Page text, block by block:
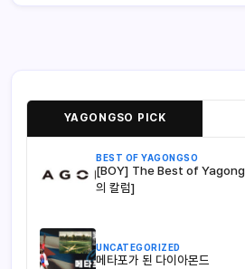
YAGONGSO PICK
BEST OF YAGONGSO
[BOY] The Best of
의 칼럼]
UNCATEGORIZED
메타포가 된 다이아몬드